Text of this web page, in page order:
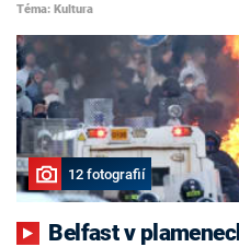
Téma: Kultura
12 fotografií